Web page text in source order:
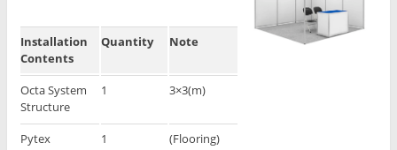
Installation
Contents
Quantity Note
Octa System
Structure
1 3×3(m)
Pytex 1
(Flooring)